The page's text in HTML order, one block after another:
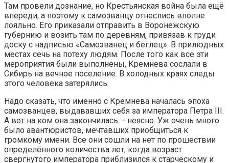
Там провели дознание, но Крестьянская война была ещё
впереди, а поэтому к самозванцу отнеслись вполне
лояльно. Его приказали отправить в Воронежскую
губернию и возить там по деревням, привязав к груди
доску с надписью «Самозванец и беглец». В прилюдных
местах сечь на потеху людям. После того как все эти
мероприятия были выполнены, Кремнева сослали в
Сибирь на вечное поселение. В холодных краях следы
этого человека затерялись.
Надо сказать, что именно с Кремнева началась эпоха
самозванцев, выдававших себя за императора Петра III.
А вот на ком она закончилась – неясно. Уж очень много
было авантюристов, мечтавших приобщиться к
громкому имени. Все они сошли на нет по прошествии
определённого количества лет, когда возраст
свергнутого императора приблизился к старческому и